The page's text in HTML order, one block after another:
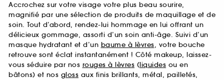
Accrochez sur votre visage votre plus beau sourire,
magnifié par une sélection de produits de maquillage et de
soin. Tout d’abord, rendez-lui hommage en lui offrant un
délicieux gommage, assorti d’un soin anti-âge. Suivi d’un
masque hydratant et d’un baume à lèvres, votre bouche
retrouve sont éclat instantanément ! Côté makeup, laissez-
vous séduire par nos rouges à lèvres (liquides ou en
bâtons) et nos gloss aux finis brillants, métal, pailletés,